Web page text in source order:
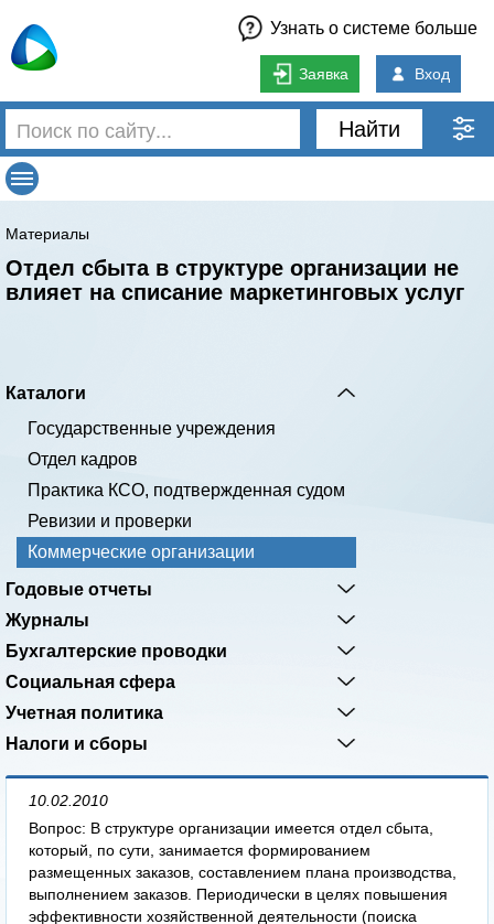
Узнать о системе больше
Заявка Вход
Найти
Материалы
Отдел сбыта в структуре организации не
влияет на списание маркетинговых услуг
Каталоги
Государственные учреждения
Отдел кадров
Практика КСО, подтвержденная судом
Ревизии и проверки
Коммерческие организации
Годовые отчеты
Журналы
Бухгалтерские проводки
Социальная сфера
Учетная политика
Налоги и сборы
10.02.2010
Вопрос: В структуре организации имеется отдел сбыта,
который, по сути, занимается формированием
размещенных заказов, составлением плана производства,
выполнением заказов. Периодически в целях повышения
эффективности хозяйственной деятельности (поиска